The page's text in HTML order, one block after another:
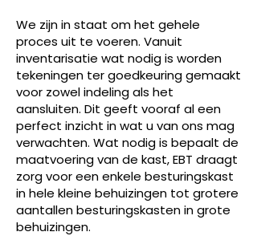
We zijn in staat om het gehele
proces uit te voeren. Vanuit
inventarisatie wat nodig is worden
tekeningen ter goedkeuring gemaakt
voor zowel indeling als het
aansluiten. Dit geeft vooraf al een
perfect inzicht in wat u van ons mag
verwachten. Wat nodig is bepaalt de
maatvoering van de kast, EBT draagt
zorg voor een enkele besturingskast
in hele kleine behuizingen tot grotere
aantallen besturingskasten in grote
behuizingen.